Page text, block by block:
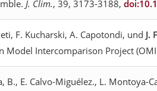
J. Clim., 39, 3173-3188,
F. Kucharski, A. Capotondi, und J.
Model Intercomparison Project
B., E. Calvo-Miguélez., L.